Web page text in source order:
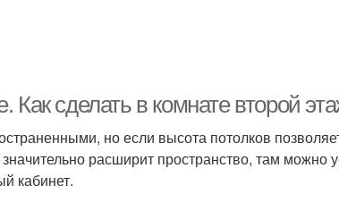
Как сделать в комнате второй
но если высота потолков
расширит пространство, там можно
кабинет.